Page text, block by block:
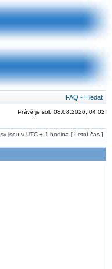
FAQ • Hledat
Právě je sob 08.08.2026, 04:02
jsou v UTC + 1 hodina [ Letní čas ]